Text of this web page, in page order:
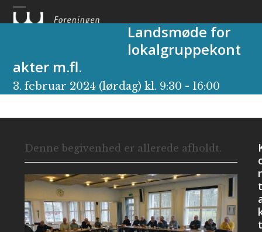
Skip
to
Landsmøde for
lokalgruppekont
akter m.fl.
3. februar 2024 (lørdag) kl. 9:30 - 16:00
Denne begivenhed er allerede afholdt.
t
t